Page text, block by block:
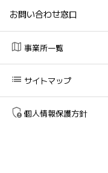
お問い合わせ窓口
map 事業所一覧
list サイトマップ
admin_panel_settings 個人情報保護方針